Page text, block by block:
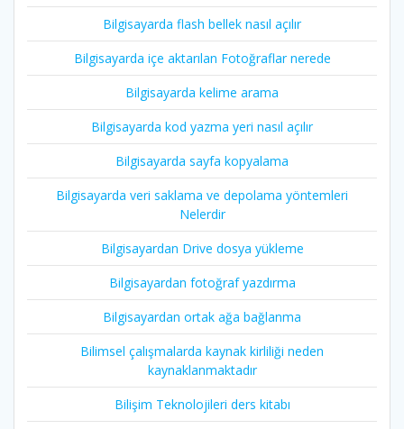
Bilgisayarda flash bellek nasıl açılır
Bilgisayarda içe aktarılan Fotoğraflar nerede
Bilgisayarda kelime arama
Bilgisayarda kod yazma yeri nasıl açılır
Bilgisayarda sayfa kopyalama
Bilgisayarda veri saklama ve depolama yöntemleri
Nelerdir
Bilgisayardan Drive dosya yükleme
Bilgisayardan fotoğraf yazdırma
Bilgisayardan ortak ağa bağlanma
Bilimsel çalışmalarda kaynak kirliliği neden
kaynaklanmaktadır
Bilişim Teknolojileri ders kitabı